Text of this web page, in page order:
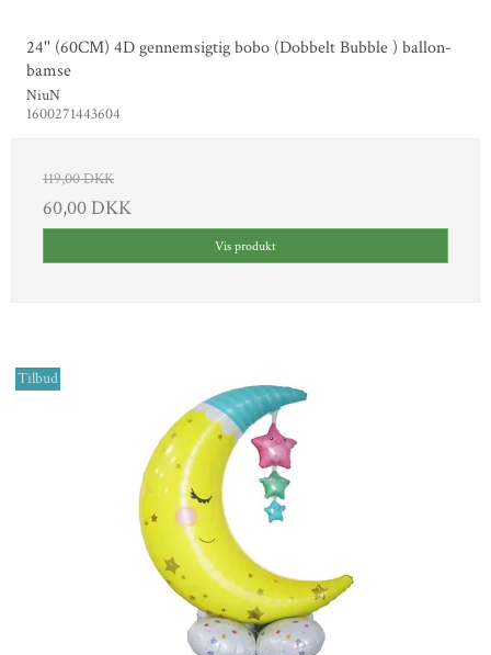
24'' (60CM) 4D gennemsigtig bobo (Dobbelt Bubble ) ballon-
bamse
NiuN
1600271443604
119,00 DKK
60,00 DKK
Vis produkt
Tilbud